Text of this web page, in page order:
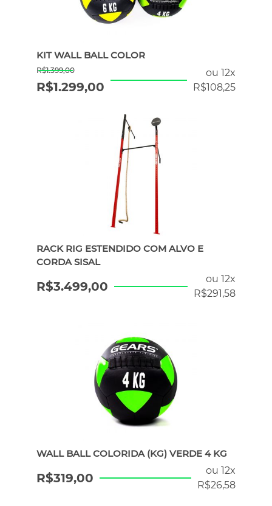
KIT WALL BALL COLOR
ou 12x
R$108,25
R$1.399,00
R$1.299,00
RACK RIG ESTENDIDO COM ALVO E
CORDA SISAL
ou 12x
R$291,58
R$3.499,00
WALL BALL COLORIDA (KG) VERDE 4 KG
ou 12x
R$26,58
R$319,00